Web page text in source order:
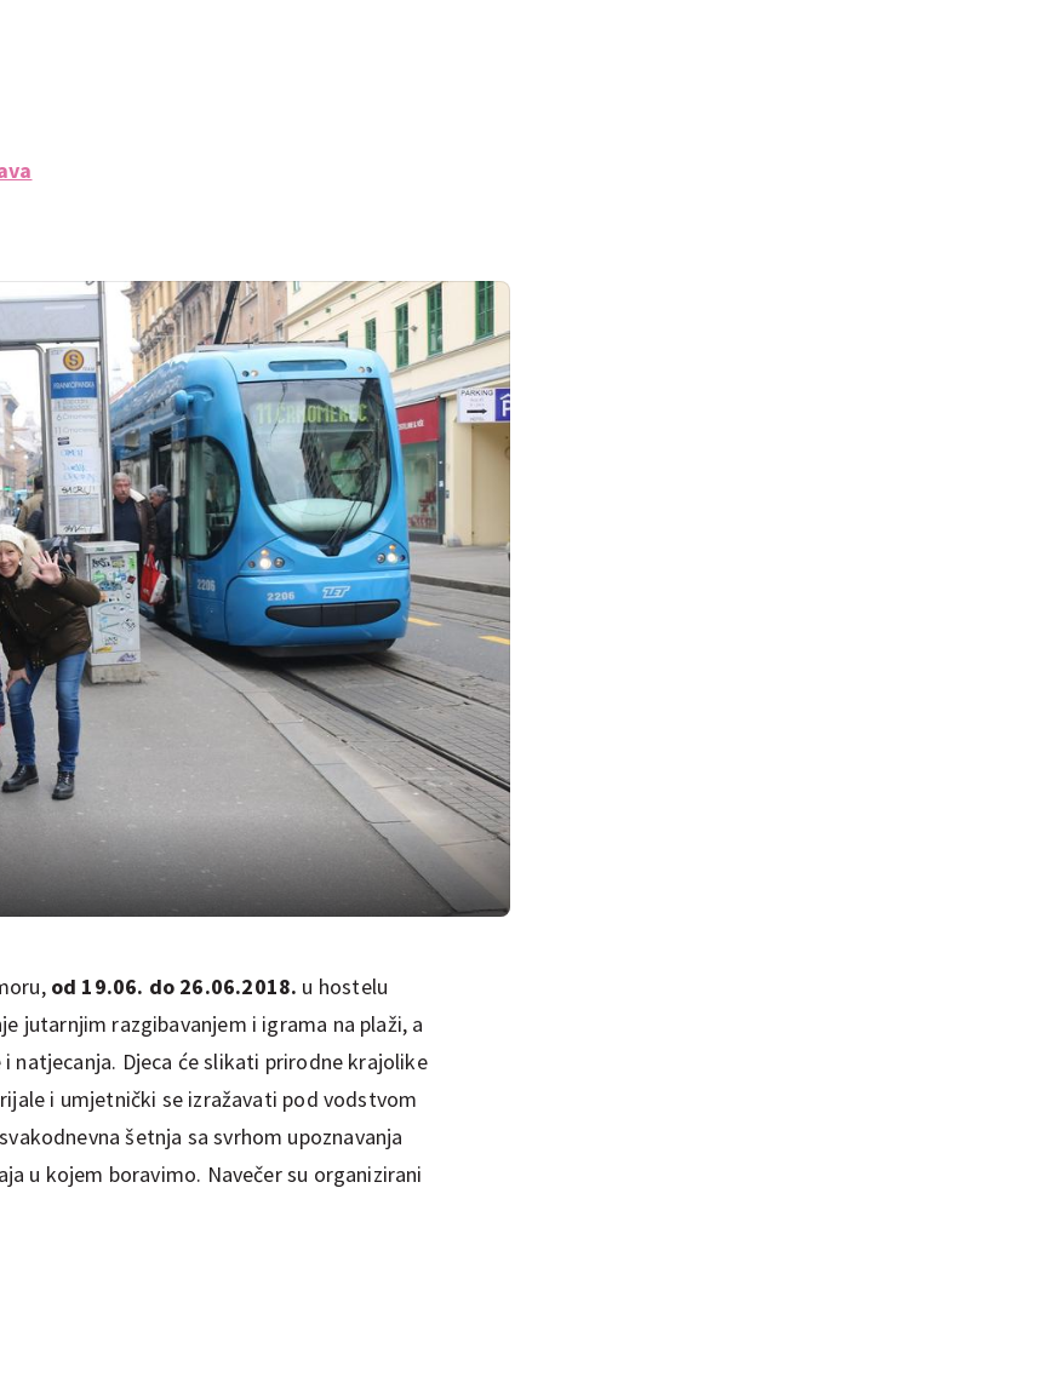
od 19.06. do 26.06.2018. u hostelu
jutarnjim razgibavanjem i igrama na plaži, a
natjecanja. Djeca će slikati prirodne krajolike
i umjetnički se izražavati pod vodstvom
šetnja sa svrhom upoznavanja
u kojem boravimo. Navečer su organizirani